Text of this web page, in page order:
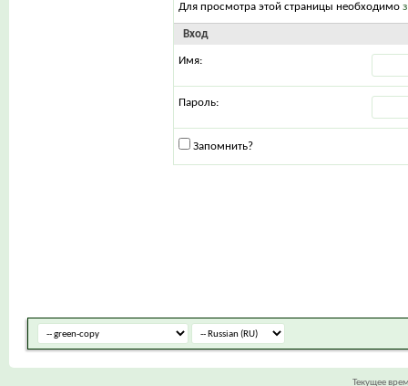
Для просмотра этой страницы необходимо
Вход
Имя:
Пароль:
Запомнить?
Текущее